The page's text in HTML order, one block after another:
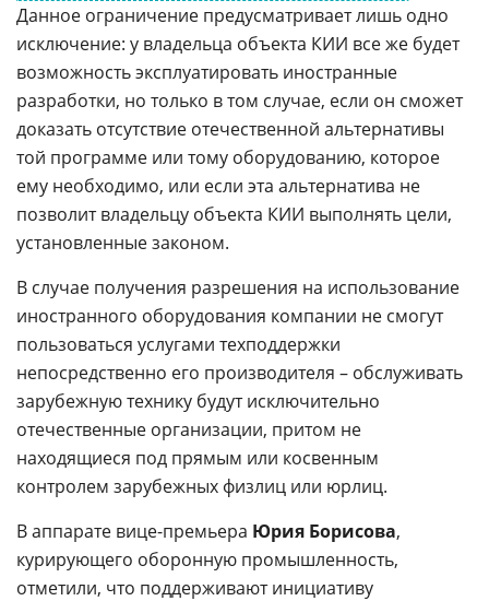
Данное ограничение предусматривает лишь одно
исключение: у владельца объекта КИИ все же будет
возможность эксплуатировать иностранные
разработки, но только в том случае, если он сможет
доказать отсутствие отечественной альтернативы
той программе или тому оборудованию, которое
ему необходимо, или если эта альтернатива не
позволит владельцу объекта КИИ выполнять цели,
установленные законом.
В случае получения разрешения на использование
иностранного оборудования компании не смогут
пользоваться услугами техподдержки
непосредственно его производителя – обслуживать
зарубежную технику будут исключительно
отечественные организации, притом не
находящиеся под прямым или косвенным
контролем зарубежных физлиц или юрлиц.
В аппарате вице-премьера Юрия Борисова,
курирующего оборонную промышленность,
отметили, что поддерживают инициативу